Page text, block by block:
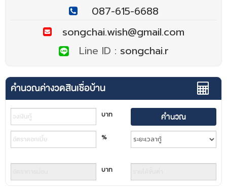
087-615-6688
songchai.wish@gmail.com
Line ID : songchai.r
คำนวณค่างวดสินเชื่อบ้าน
บาท
%
บาท